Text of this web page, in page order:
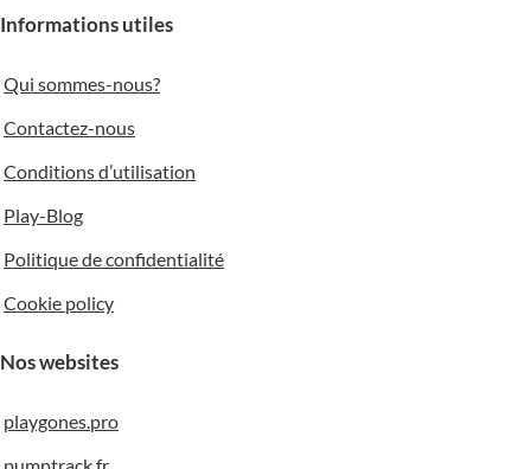
Informations utiles
Qui sommes-nous?
Contactez-nous
Conditions d’utilisation
Play-Blog
Politique de confidentialité
Cookie policy
Nos websites
playgones.pro
pumptrack.fr